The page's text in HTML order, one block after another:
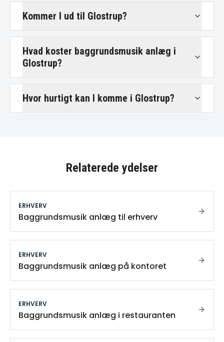
Kommer I ud til Glostrup?
Hvad koster baggrundsmusik anlæg i
Glostrup?
Hvor hurtigt kan I komme i Glostrup?
Relaterede ydelser
ERHVERV
Baggrundsmusik anlæg til erhverv
ERHVERV
Baggrundsmusik anlæg på kontoret
ERHVERV
Baggrundsmusik anlæg i restauranten